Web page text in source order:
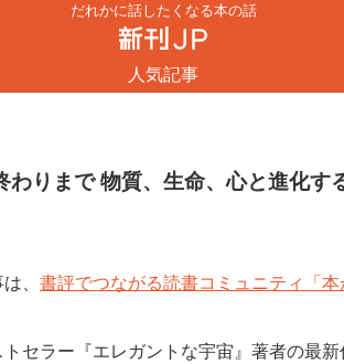
だれかに話したくなる本の話
人気記事
わりまで 物質、生命、心と進化
、 書評でつながる読書コミュニティ「本
セラー『エレガントな宇宙』著者の最新